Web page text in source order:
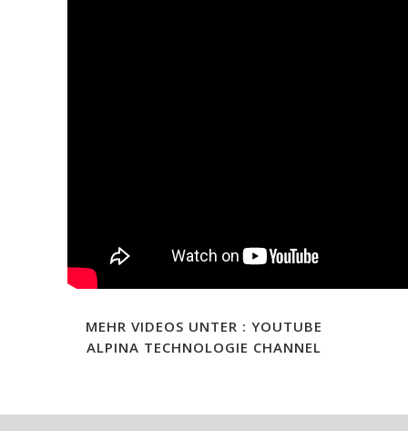
MEHR VIDEOS UNTER : YOUTUBE
ALPINA TECHNOLOGIE CHANNEL